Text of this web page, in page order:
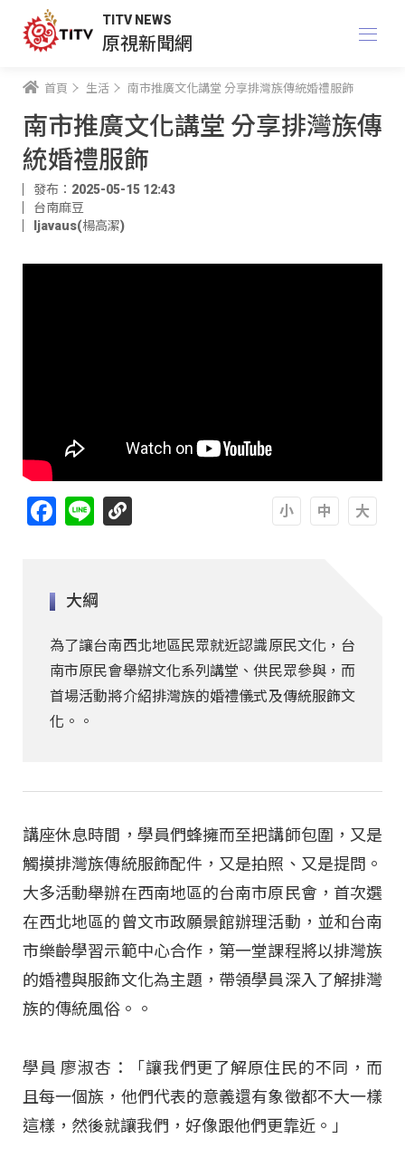
TITV NEWS
原視新聞網
首頁 生活 南市推廣文化講堂 分享排灣族傳統婚禮服飾
南市推廣文化講堂 分享排灣族傳
統婚禮服飾
發布：2025-05-15 12:43
台南麻豆
ljavaus(楊高潔)
Facebook
Line
大綱
為了讓台南西北地區民眾就近認識原民文化，台
南市原民會舉辦文化系列講堂、供民眾參與，而
首場活動將介紹排灣族的婚禮儀式及傳統服飾文
化。。
講座休息時間，學員們蜂擁而至把講師包圍，又是
觸摸排灣族傳統服飾配件，又是拍照、又是提問。
大多活動舉辦在西南地區的台南市原民會，首次選
在西北地區的曾文市政願景館辦理活動，並和台南
市樂齡學習示範中心合作，第一堂課程將以排灣族
的婚禮與服飾文化為主題，帶領學員深入了解排灣
族的傳統風俗。。
學員 廖淑杏：「讓我們更了解原住民的不同，而
且每一個族，他們代表的意義還有象徵都不大一樣
這樣，然後就讓我們，好像跟他們更靠近。」